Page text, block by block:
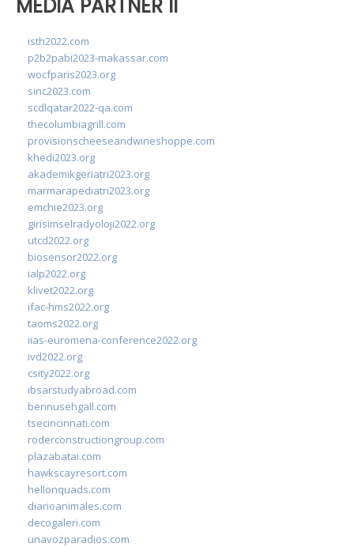
MEDIA PARTNER II
isth2022.com
p2b2pabi2023-makassar.com
wocfparis2023.org
sinc2023.com
scdlqatar2022-qa.com
thecolumbiagrill.com
provisionscheeseandwineshoppe.com
khedi2023.org
akademikgeriatri2023.org
marmarapediatri2023.org
emchie2023.org
girisimselradyoloji2022.org
utcd2022.org
biosensor2022.org
ialp2022.org
klivet2022.org
ifac-hms2022.org
taoms2022.org
iias-euromena-conference2022.org
ivd2022.org
csity2022.org
ibsarstudyabroad.com
bennusehgall.com
tsecincinnati.com
roderconstructiongroup.com
plazabatai.com
hawkscayresort.com
hellonquads.com
diarioanimales.com
decogaleri.com
unavozparadios.com